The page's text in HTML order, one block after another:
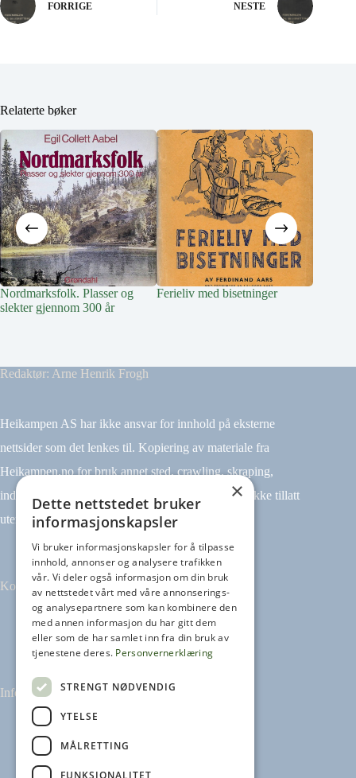
FORRIGE NESTE
Relaterte bøker
Nordmarksfolk. Plasser og
slekter gjennom 300 år
Ferieliv med bisetninger
Redaktør: Arne Henrik Frogh
Heikampen AS har ikke ansvar for innhold på eksterne
nettsider som det lenkes til. Kopiering av materiale fra
Heikampen.no for bruk annet sted, crawling, skraping,
indeksering (for eksempel tekst og datamining) er ikke tillatt
uten avtale.
Kontakt
Tilbakemeldinger
kontakt@heikampen.no
Informasjon
Leseguide
Personvernerklæring
Informasjonskapsler
×
Dette nettstedet bruker
informasjonskapsler
Vi bruker informasjonskapsler for å tilpasse
innhold, annonser og analysere trafikken
vår. Vi deler også informasjon om din bruk
av nettstedet vårt med våre annonserings-
og analysepartnere som kan kombinere den
med annen informasjon du har gitt dem
eller som de har samlet inn fra din bruk av
tjenestene deres. Personvernerklæring
STRENGT NØDVENDIG
YTELSE
MÅLRETTING
FUNKSJONALITET